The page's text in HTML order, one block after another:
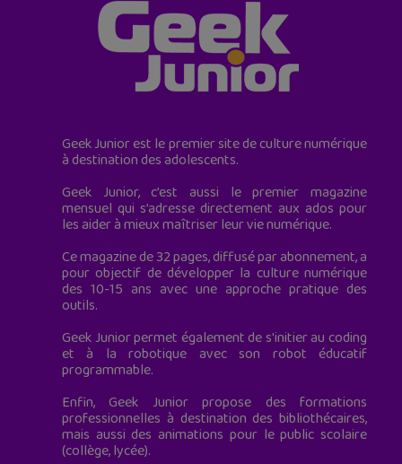
Geek Junior est le premier site de culture numérique
à destination des adolescents.
Geek Junior, c’est aussi le premier magazine
mensuel qui s’adresse directement aux ados pour
les aider à mieux maîtriser leur vie numérique.
Ce magazine de 32 pages, diffusé par abonnement, a
pour objectif de développer la culture numérique
des 10-15 ans avec une approche pratique des
outils.
Geek Junior permet également de s'initier au coding
et à la robotique avec son robot éducatif
programmable.
Enfin, Geek Junior propose des formations
professionnelles à destination des bibliothécaires,
mais aussi des animations pour le public scolaire
(collège, lycée).